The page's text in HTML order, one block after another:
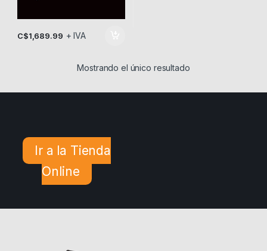
C$1,689.99 + IVA
Mostrando el único resultado
Ir a la Tienda
Online